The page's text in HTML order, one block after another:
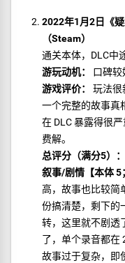
2022年1月2日《疑
（Steam）
通关本体，DLC中
游玩动机：
口碑较
游戏评价：
玩法很
一个完整的故事真
在 DLC 暴露得很
费解。
总评分（满分5）：
叙事/剧情【本体 5
高，故事也比较简
份搞清楚，剩下的
转，这里就不剧透
了，单个录音都在
故事过于复杂，即